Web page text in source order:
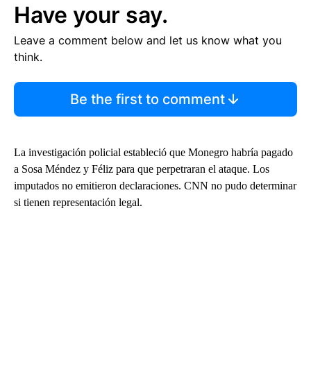
Have your say.
Leave a comment below and let us know what you
think.
Be the first to comment
La investigación policial estableció que Monegro habría pagado
a Sosa Méndez y Féliz para que perpetraran el ataque. Los
imputados no emitieron declaraciones. CNN no pudo determinar
si tienen representación legal.